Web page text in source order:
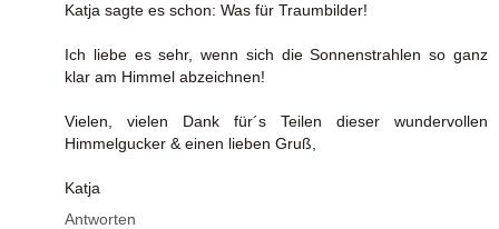
Katja sagte es schon: Was für Traumbilder!
Ich liebe es sehr, wenn sich die Sonnenstrahlen so ganz
klar am Himmel abzeichnen!
Vielen, vielen Dank für´s Teilen dieser wundervollen
Himmelgucker & einen lieben Gruß,
Katja
Antworten